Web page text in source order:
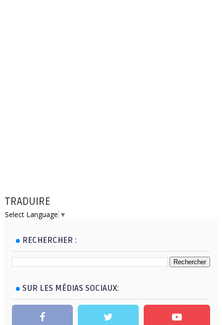
TRADUIRE
Select Language ▼
RECHERCHER :
SUR LES MÉDIAS SOCIAUX: